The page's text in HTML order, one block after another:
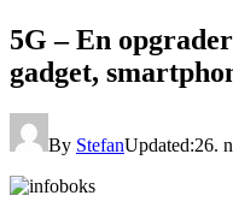
5G – En
gadget,
By StefanUpdated:26.